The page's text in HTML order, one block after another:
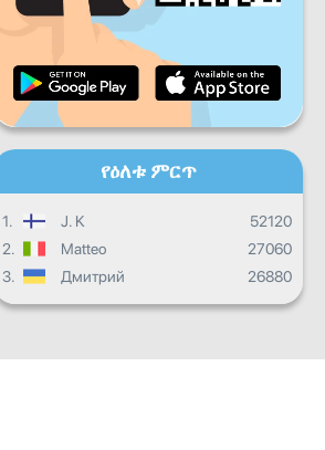
አጠቃላይ እድገት
የዕለቱ ምርጥ
1. J. K
52120
2.
Matteo
27060
3.
Дмитрий 26880